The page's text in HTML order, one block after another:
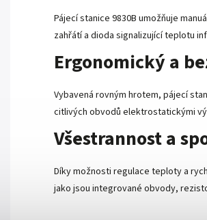
Pájecí stanice 9830B umožňuje
zahřátí a dioda signalizující teplotu
Ergonomický a
Vybavená rovným hrotem, pájecí
citlivých obvodů elektrostatickými
Všestrannost a
Díky možnosti regulace teploty a
jako jsou integrované obvody,